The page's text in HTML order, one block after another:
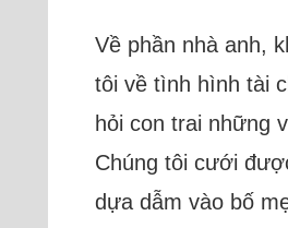
Về phần nhà anh,
tôi về tình hình tài
hỏi con trai những
Chúng tôi cưới
dựa dẫm vào bố